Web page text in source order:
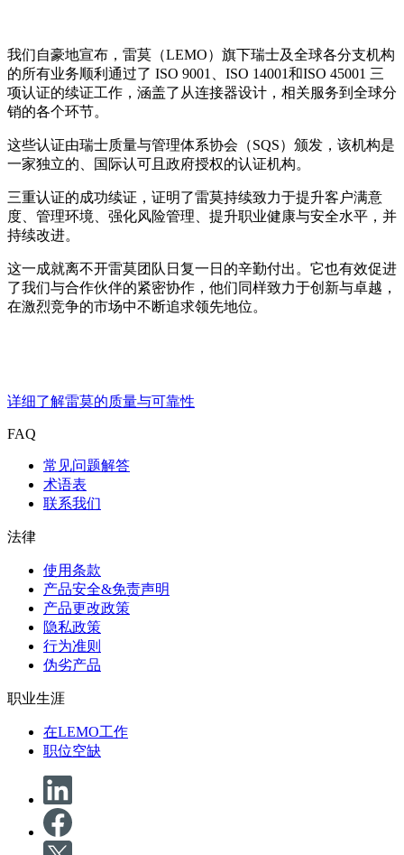
我们自豪地宣布，雷莫（LEMO）旗下瑞士及全球各分支机构
的所有业务顺利通过了 ISO 9001、ISO 14001和ISO 45001 三
项认证的续证工作，涵盖了从连接器设计，相关服务到全球分
销的各个环节。
这些认证由瑞士质量与管理体系协会（SQS）颁发，该机构是
一家独立的、国际认可且政府授权的认证机构。
三重认证的成功续证，证明了雷莫持续致力于提升客户满意
度、管理环境、强化风险管理、提升职业健康与安全水平，并
持续改进。
这一成就离不开雷莫团队日复一日的辛勤付出。它也有效促进
了我们与合作伙伴的紧密协作，他们同样致力于创新与卓越，
在激烈竞争的市场中不断追求领先地位。
详细了解雷莫的质量与可靠性
FAQ
常见问题解答
术语表
联系我们
法律
使用条款
产品安全&免责声明
产品更改政策
隐私政策
行为准则
伪劣产品
职业生涯
在LEMO工作
职位空缺